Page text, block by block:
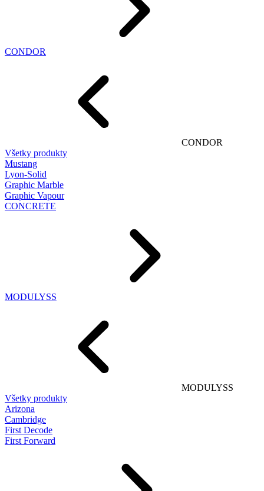
CONDOR
CONDOR
Všetky produkty
Mustang
Lyon-Solid
Graphic Marble
Graphic Vapour
CONCRETE
MODULYSS
MODULYSS
Všetky produkty
Arizona
Cambridge
First Decode
First Forward